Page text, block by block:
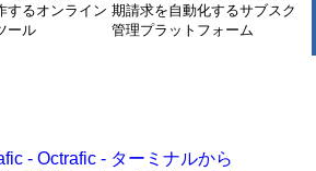
するオンライン
ール
期請求を自動化するサブスク
管理プラットフォーム